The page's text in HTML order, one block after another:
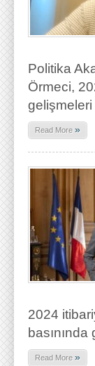
Politika
Örmeci,
Read More »
2024
Read More »